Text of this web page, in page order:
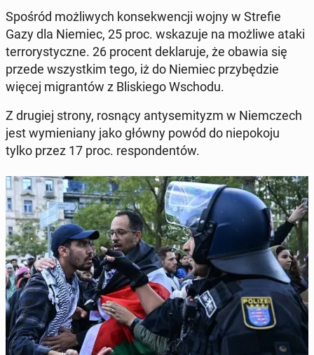
Spośród moż­li­wych kon­se­kwen­cji wojny w Strefie
Gazy dla Niemiec, 25 proc. wska­zu­je na możliwe ataki
ter­ro­ry­stycz­ne. 26 procent de­kla­ru­je, że obawia się
przede wszyst­kim tego, iż do Niemiec przy­bę­dzie
więcej mi­gran­tów z Bli­skie­go Wschodu.
Z drugiej strony, rosnący an­ty­se­mi­tyzm w Niem­czech
jest wy­mie­nia­ny jako główny powód do nie­po­ko­ju
tylko przez 17 proc. re­spon­den­tów.